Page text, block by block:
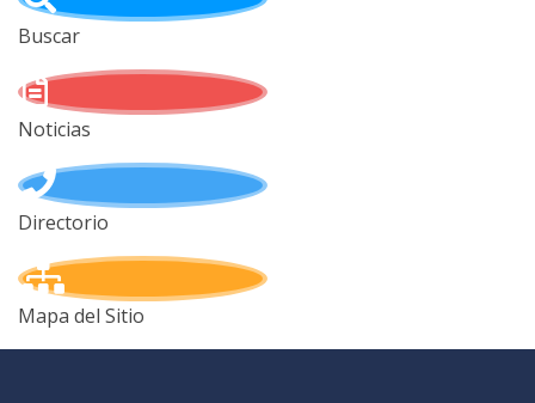
Buscar
Noticias
Directorio
Mapa del Sitio